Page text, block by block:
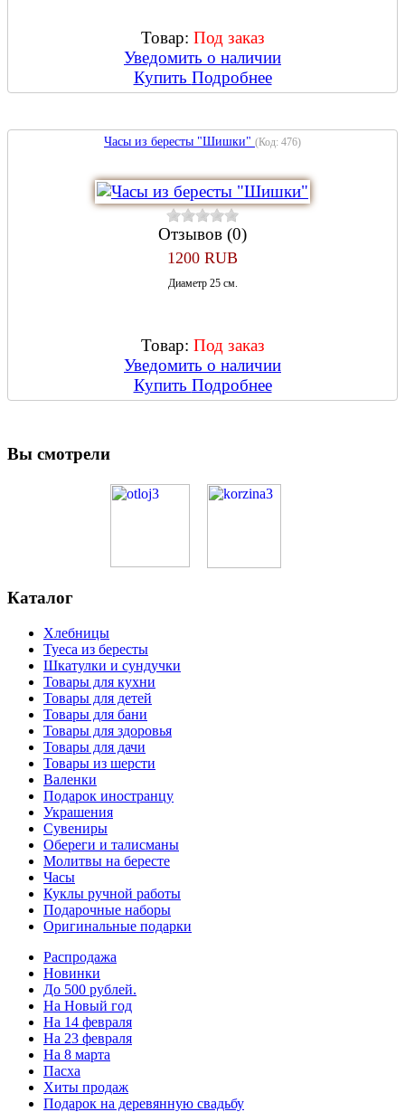
Товар: Под заказ
Уведомить о наличии
Купить Подробнее
Часы из бересты "Шишки" (Код: 476)
Отзывов (0)
1200 RUB
Диаметр 25 см.
Товар: Под заказ
Уведомить о наличии
Купить Подробнее
Вы смотрели
Каталог
Хлебницы
Туеса из бересты
Шкатулки и сундучки
Товары для кухни
Товары для детей
Товары для бани
Товары для здоровья
Товары для дачи
Товары из шерсти
Валенки
Подарок иностранцу
Украшения
Сувениры
Обереги и талисманы
Молитвы на бересте
Часы
Куклы ручной работы
Подарочные наборы
Оригинальные подарки
Распродажа
Новинки
До 500 рублей.
На Новый год
На 14 февраля
На 23 февраля
На 8 марта
Пасха
Хиты продаж
Подарок на деревянную свадьбу